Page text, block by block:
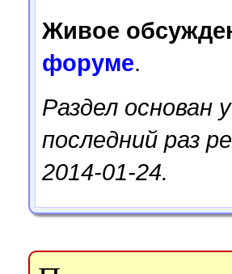
Живое
форуме.
Раздел основан
последний раз
2014-01-24.